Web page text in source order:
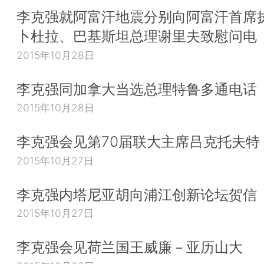
李克强就阿富汗地震分别向阿富汗首席
卜杜拉、巴基斯坦总理谢里夫致慰问电
2015年10月28日
李克强同加拿大当选总理特鲁多通电话
2015年10月28日
李克强会见第70届联大主席吕克托夫特
2015年10月27日
李克强内塔尼亚胡向浦江创新论坛贺信
2015年10月27日
李克强会见荷兰国王威廉－亚历山大